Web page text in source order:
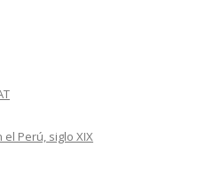
Perú, siglo XIX